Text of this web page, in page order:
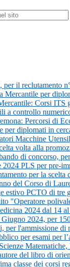
per il reclutamento
Mercantile per
Corsi ITS
a controllo
Percorsi di
per diplomati in
Macchine
volta alla
di concorso,
2024 PLS per pre-
per la
del Corso di
estivo PCTO di tre
"Operatore
2024 dal 14
2024, per
per l'ammissione
per esami per
del libro di
classe dei corsi